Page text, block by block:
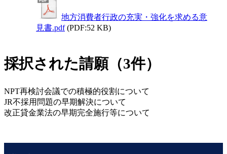
地方消費者行政の充実・強化を求める意
見書.pdf (PDF:52 KB)
採択された請願（3件）
NPT再検討会議での積極的役割について
JR不採用問題の早期解決について
改正貸金業法の早期完全施行等について